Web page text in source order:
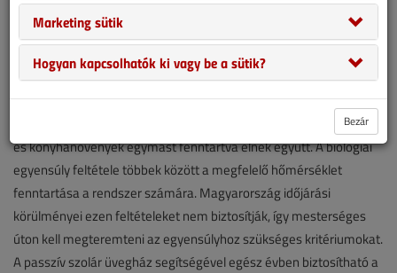
Az aquapónia biológiai egyensúlyon alapuló rendszer, ahol halak
és konyhanövények egymást fenntartva élnek együtt. A biológiai
egyensúly feltétele többek között a megfelelő hőmérséklet
fenntartása a rendszer számára. Magyarország időjárási
körülményei ezen feltételeket nem biztosítják, így mesterséges
úton kell megteremteni az egyensúlyhoz szükséges kritériumokat.
A passzív szolár üvegház segítségével egész évben biztosítható a
Marketing sütik
Hogyan kapcsolhatók ki vagy be a sütik?
Bezár